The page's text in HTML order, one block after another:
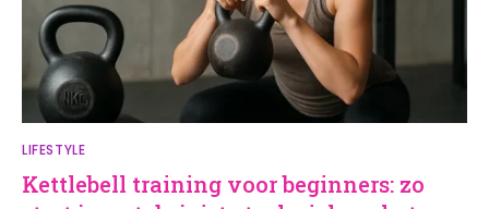
LIFESTYLE
Kettlebell training voor beginners: zo